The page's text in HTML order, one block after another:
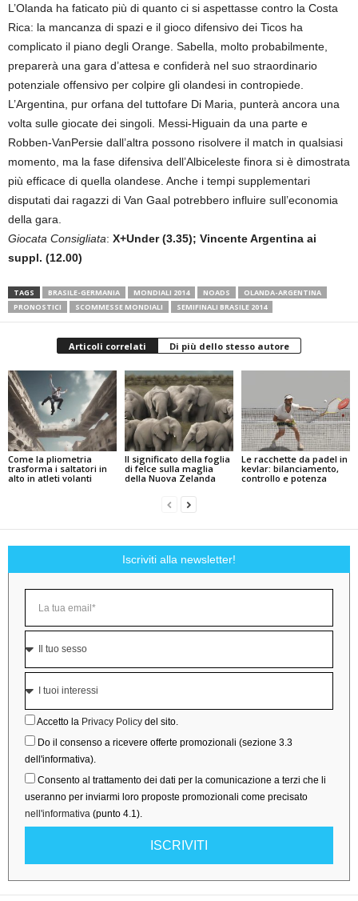
L’Olanda ha faticato più di quanto ci si aspettasse contro la Costa
Rica: la mancanza di spazi e il gioco difensivo dei Ticos ha
complicato il piano degli Orange. Sabella, molto probabilmente,
preparerà una gara d’attesa e confiderà nel suo straordinario
potenziale offensivo per colpire gli olandesi in contropiede.
L’Argentina, pur orfana del tuttofare Di Maria, punterà ancora una
volta sulle giocate dei singoli. Messi-Higuain da una parte e
Robben-VanPersie dall’altra possono risolvere il match in qualsiasi
momento, ma la fase difensiva dell’Albiceleste finora si è dimostrata
più efficace di quella olandese. Anche i tempi supplementari
disputati dai ragazzi di Van Gaal potrebbero influire sull’economia
della gara.
Giocata Consigliata: X+Under (3.35); Vincente Argentina ai
suppl. (12.00)
TAGS BRASILE-GERMANIA MONDIALI 2014 NOADS
OLANDA-ARGENTINA
PRONOSTICI
SCOMMESSE MONDIALI SEMIFINALI BRASILE 2014
Articoli correlati Di più dello stesso autore
Come la pliometria
trasforma i saltatori in
alto in atleti volanti
Il significato della foglia
di felce sulla maglia
della Nuova Zelanda
Le racchette da padel in
kevlar: bilanciamento,
controllo e potenza
Iscriviti alla newsletter!
Accetto la Privacy Policy del sito.
Do il consenso a ricevere offerte promozionali (sezione 3.3
dell'informativa).
Consento al trattamento dei dati per la comunicazione a terzi che li
useranno per inviarmi loro proposte promozionali come precisato
nell'informativa (punto 4.1).
ISCRIVITI